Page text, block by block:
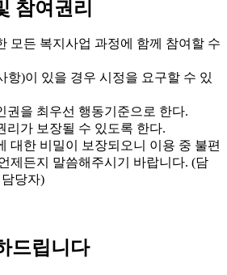
참여권리
모든 복지사업 과정에 함께 참여할 수
항)이 있을 경우 시정을 요구할 수 있
권을 최우선 행동기준으로 한다.
리가 보장될 수 있도록 한다.
대한 비밀이 보장되오니 이용 중 불편
제든지 말씀해주시기 바랍니다. (담
당자)
드립니다